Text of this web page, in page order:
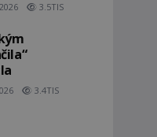
3.5TIS
3.4TIS